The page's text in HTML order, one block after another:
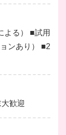
どハマるの
る醍醐味味
よる） ■試用
ンあり） ■2
歓迎